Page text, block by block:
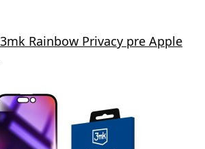
Rainbow Privacy pre Apple